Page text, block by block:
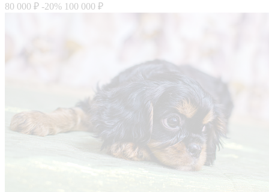
80 000 ₽ -20% 100 000 ₽